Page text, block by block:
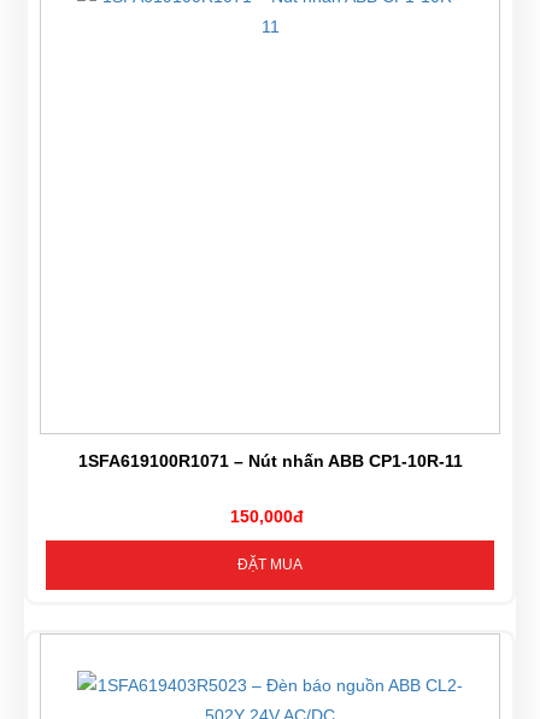
1SFA619100R1071 – Nút nhấn ABB CP1-10R-11
150,000đ
ĐẶT MUA